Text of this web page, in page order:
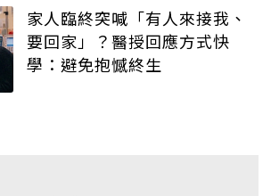
家人臨終突喊「有人來接我、
要回家」？醫授回應方式快
學：避免抱憾終生